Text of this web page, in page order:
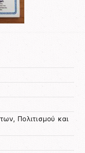
Πολιτισμού και